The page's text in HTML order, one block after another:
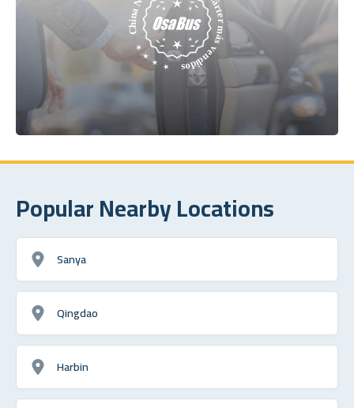
Popular Nearby Locations
Sanya
Qingdao
Harbin